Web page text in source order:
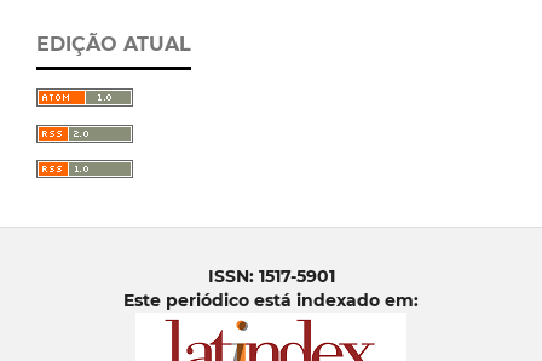
EDIÇÃO ATUAL
ISSN: 1517-5901
Este periódico está indexado em: